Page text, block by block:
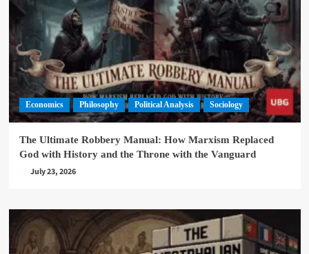
Economics Philosophy Political Analysis Sociology
The Ultimate Robbery Manual: How Marxism Replaced
God with History and the Throne with the Vanguard
July 23, 2026